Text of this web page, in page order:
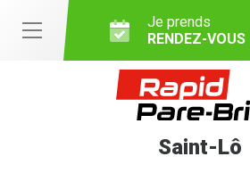
Je prends
RENDEZ-VOUS
Saint-Lô